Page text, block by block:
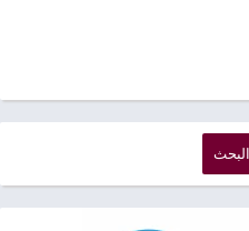
البحث